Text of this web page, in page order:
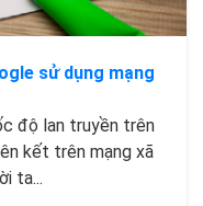
sử dụng mạng
độ lan truyền trên
kết trên mạng xã
ta...